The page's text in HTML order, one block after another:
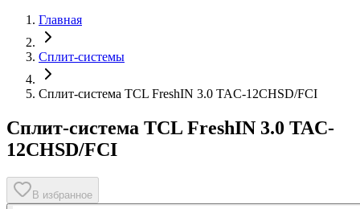
Главная
Сплит-системы
Сплит-система TCL FreshIN 3.0 TAC-12CHSD/FCI
Сплит-система TCL FreshIN 3.0 TAC-
12CHSD/FCI
В избранное